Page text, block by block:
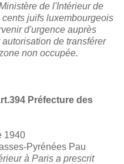
de l'Intérieur de
juifs luxembourgeois
d'urgence auprès
de transférer
non occupée.
Préfecture des
1940
Pyrénées Pau
à Paris a prescrit